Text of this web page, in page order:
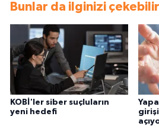
Bunlar da ilginizi çekebilir
KOBİ'ler siber suçluların
yeni hedefi